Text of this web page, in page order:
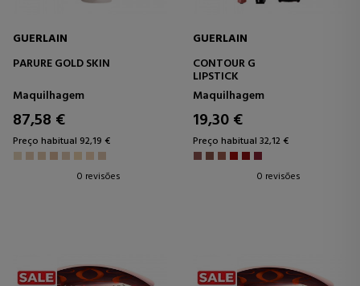
GUERLAIN
PARURE GOLD SKIN
Maquilhagem
87,58 €
Preço habitual 92,19 €
0 revisões
GUERLAIN
CONTOUR G
LIPSTICK
Maquilhagem
19,30 €
Preço habitual 32,12 €
0 revisões